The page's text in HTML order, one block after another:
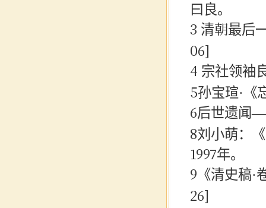
曰良。
3 清朝最后
06]
4 宗社领袖
5孙宝瑄·《
6后世遗闻
8刘小萌：
1997年。
9 《清史稿·
26]